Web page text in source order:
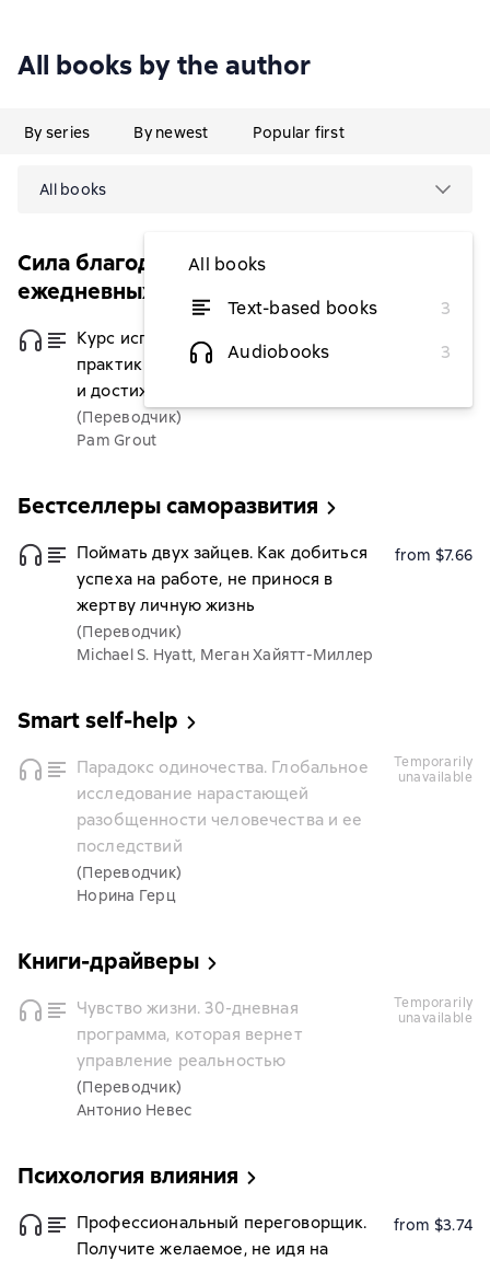
All books by the author
By series By newest Popular first
All books
All books
Text-based books
3
Audiobooks
3
Сила благодарности. Практики для
ежедневных чудес
Курс исполнения желаний. 365
практик для перезагрузки мышления
и достижения своих целей
(Переводчик)
Pam Grout
Бестселлеры саморазвития
Поймать двух зайцев. Как добиться
успеха на работе, не принося в
жертву личную жизнь
(Переводчик)
Michael S. Hyatt, Меган Хайятт-Миллер
from $7.66
Smart self-help
Парадокс одиночества. Глобальное
исследование нарастающей
разобщенности человечества и ее
последствий
(Переводчик)
Норина Герц
temporarily
unavailable
Книги-драйверы
Чувство жизни. 30-дневная
программа, которая вернет
управление реальностью
(Переводчик)
Антонио Невес
temporarily
unavailable
Психология влияния
Профессиональный переговорщик.
Получите желаемое, не идя на
from $3.74